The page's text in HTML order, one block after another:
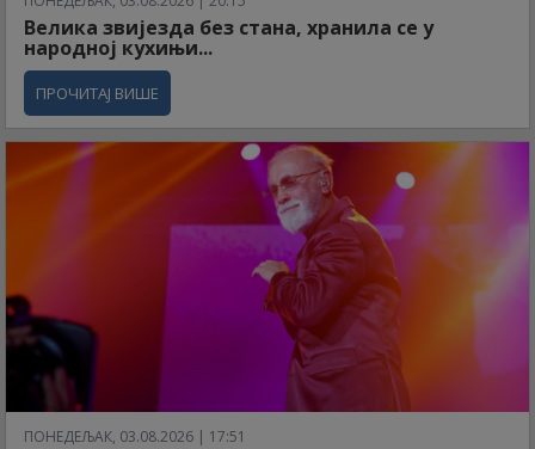
Велика звијезда без стана, хранила се у
народној кухињи...
ПРОЧИТАЈ ВИШЕ
ПОНЕДЕЉАК, 03.08.2026 | 17:51